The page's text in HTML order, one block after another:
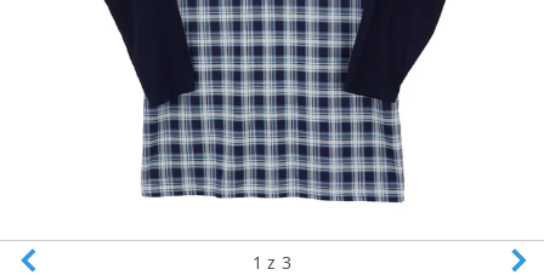
1 z 3